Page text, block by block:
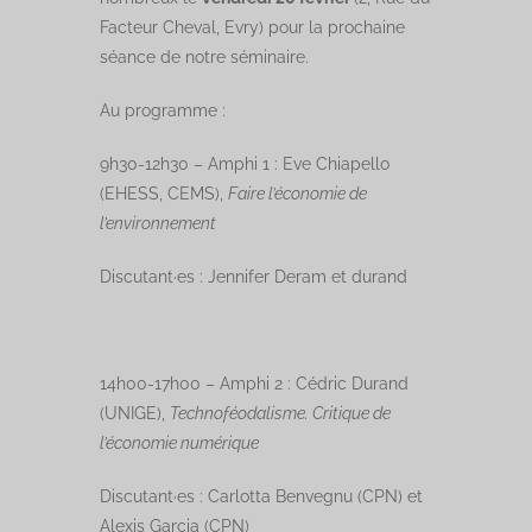
Facteur Cheval, Evry) pour la prochaine
séance de notre séminaire.
Au programme :
9h30-12h30 – Amphi 1 : Eve Chiapello
(EHESS, CEMS), Faire l’économie de
l’environnement
Discutant·es : Jennifer Deram et durand
14h00-17h00 – Amphi 2 : Cédric Durand
(UNIGE), Technoféodalisme. Critique de
l’économie numérique
Discutant·es : Carlotta Benvegnu (CPN) et
Alexis Garcia (CPN)